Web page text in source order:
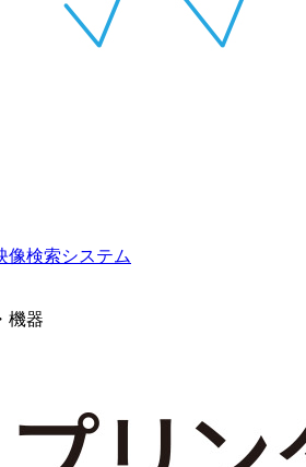
像検索システム
機器